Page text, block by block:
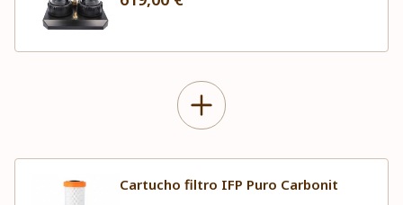
Cartucho filtro IFP Puro Carbonit